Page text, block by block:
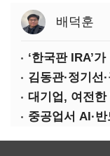
배덕훈